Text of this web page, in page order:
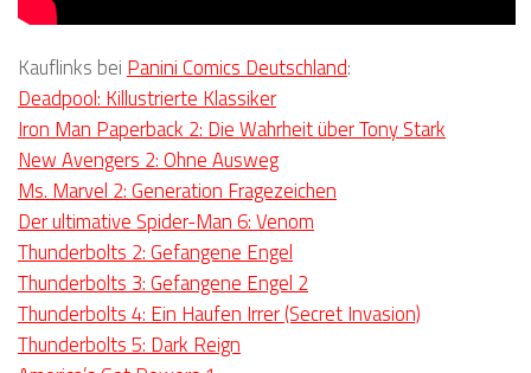
Kauflinks bei Panini Comics Deutschland:
Deadpool: Killustrierte Klassiker
Iron Man Paperback 2: Die Wahrheit über Tony Stark
New Avengers 2: Ohne Ausweg
Ms. Marvel 2: Generation Fragezeichen
Der ultimative Spider-Man 6: Venom
Thunderbolts 2: Gefangene Engel
Thunderbolts 3: Gefangene Engel 2
Thunderbolts 4: Ein Haufen Irrer (Secret Invasion)
Thunderbolts 5: Dark Reign